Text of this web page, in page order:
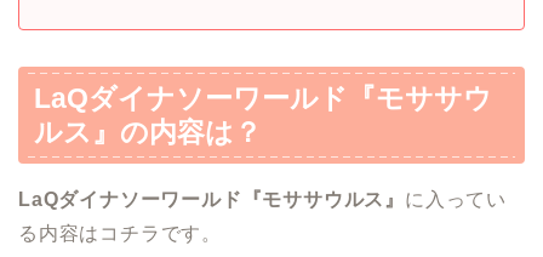
LaQダイナソーワールド『モササウ
ルス』 の内容は？
LaQダイナソーワールド『モササウルス』 に入ってい
る内容はコチラです。